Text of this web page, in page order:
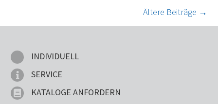
Ältere Beiträge →
INDIVIDUELL
SERVICE
KATALOGE ANFORDERN